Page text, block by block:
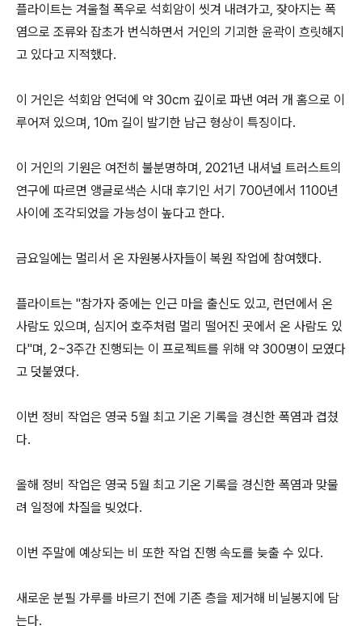
플라이트는 겨울철 폭우로 석회암이 씻겨 내려가고, 잦아지는 폭
염으로 조류와 잡초가 번식하면서 거인의 기괴한 윤곽이 흐릿해지
고 있다고 지적했다.
이 거인은 석회암 언덕에 약 30cm 깊이로 파낸 여러 개 홈으로 이
루어져 있으며, 10m 길이 발기한 남근 형상이 특징이다.
이 거인의 기원은 여전히 불분명하며, 2021년 내셔널 트러스트의
연구에 따르면 앵글로색슨 시대 후기인 서기 700년에서 1100년
사이에 조각되었을 가능성이 높다고 한다.
금요일에는 멀리서 온 자원봉사자들이 복원 작업에 참여했다.
플라이트는 "참가자 중에는 인근 마을 출신도 있고, 런던에서 온
사람도 있으며, 심지어 호주처럼 멀리 떨어진 곳에서 온 사람도 있
다"며, 2~3주간 진행되는 이 프로젝트를 위해 약 300명이 모였다
고 덧붙였다.
이번 정비 작업은 영국 5월 최고 기온 기록을 경신한 폭염과 겹쳤
다.
올해 정비 작업은 영국 5월 최고 기온 기록을 경신한 폭염과 맞물
려 일정에 차질을 빚었다.
이번 주말에 예상되는 비 또한 작업 진행 속도를 늦출 수 있다.
새로운 분필 가루를 바르기 전에 기존 층을 제거해 비닐봉지에 담
는다.